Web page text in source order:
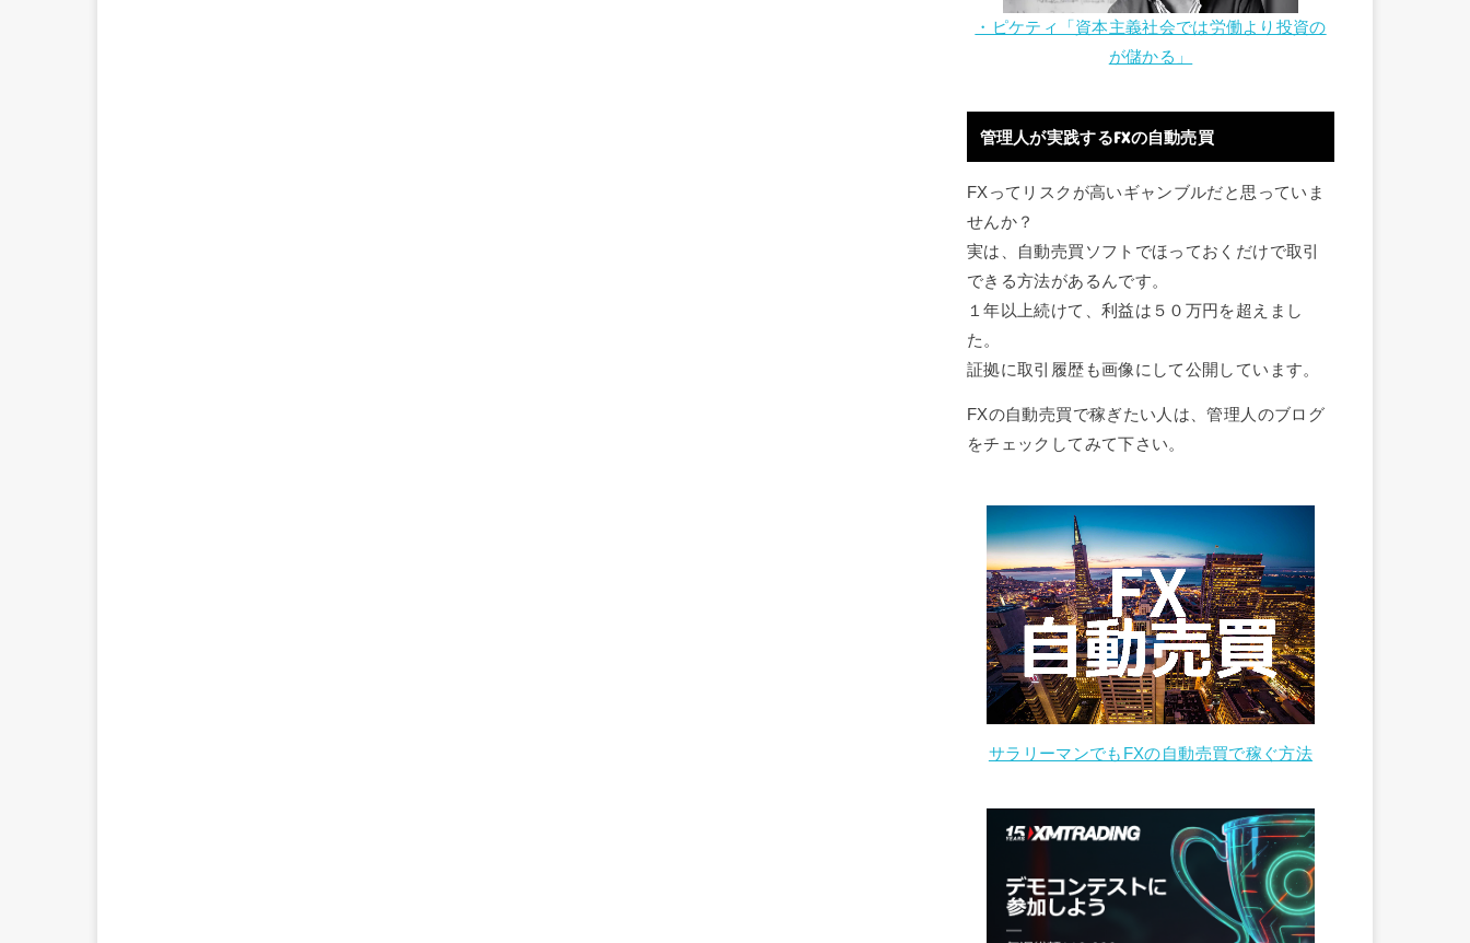
・ピケティ「資本主義社会では労働より投資の
が儲かる」
管理人が実践するFXの自動売買
FXってリスクが高いギャンブルだと思っていま
せんか？
実は、自動売買ソフトでほっておくだけで取引
できる方法があるんです。
１年以上続けて、利益は５０万円を超えまし
た。
証拠に取引履歴も画像にして公開しています。
FXの自動売買で稼ぎたい人は、管理人のブログ
をチェックしてみて下さい。
サラリーマンでもFXの自動売買で稼ぐ方法